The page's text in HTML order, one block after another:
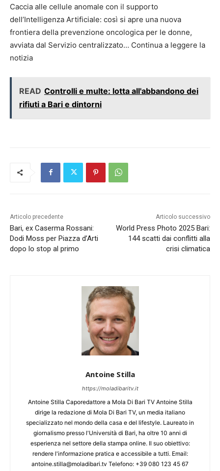
Caccia alle cellule anomale con il supporto
dell’Intelligenza Artificiale: così si apre una nuova
frontiera della prevenzione oncologica per le donne,
avviata dal Servizio centralizzato… Continua a leggere la
notizia
READ Controlli e multe: lotta all'abbandono dei
rifiuti a Bari e dintorni
Articolo precedente
Bari, ex Caserma Rossani:
Dodi Moss per Piazza d’Arti
dopo lo stop al primo
Articolo successivo
World Press Photo 2025 Bari:
144 scatti dai conflitti alla
crisi climatica
Antoine Stilla
https://moladibaritv.it
Antoine Stilla Caporedattore a Mola Di Bari TV Antoine Stilla
dirige la redazione di Mola Di Bari TV, un media italiano
specializzato nel mondo della casa e del lifestyle. Laureato in
giornalismo presso l'Università di Bari, ha oltre 10 anni di
esperienza nel settore della stampa online. Il suo obiettivo:
rendere l'informazione pratica e accessibile a tutti. Email:
antoine.stilla@moladibari.tv Telefono: +39 080 123 45 67